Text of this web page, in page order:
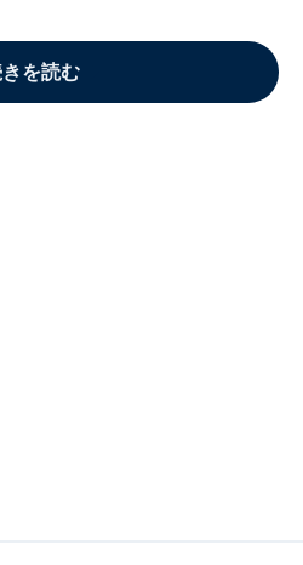
を読む